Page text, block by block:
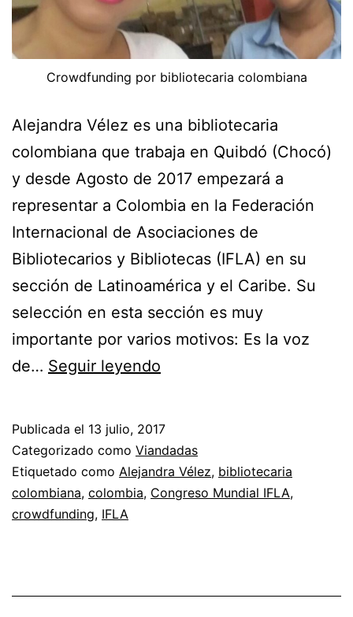
Crowdfunding por bibliotecaria colombiana
Alejandra Vélez es una bibliotecaria
colombiana que trabaja en Quibdó (Chocó)
y desde Agosto de 2017 empezará a
representar a Colombia en la Federación
Internacional de Asociaciones de
Bibliotecarios y Bibliotecas (IFLA) en su
sección de Latinoamérica y el Caribe. Su
selección en esta sección es muy
importante por varios motivos: Es la voz
de… Seguir leyendo
colombiana
Publicada el 13 julio, 2017
Categorizado como Viandadas
Etiquetado como Alejandra Vélez, bibliotecaria
colombiana, colombia, Congreso Mundial IFLA,
crowdfunding, IFLA